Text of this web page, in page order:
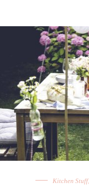
Kitchen Stuff,